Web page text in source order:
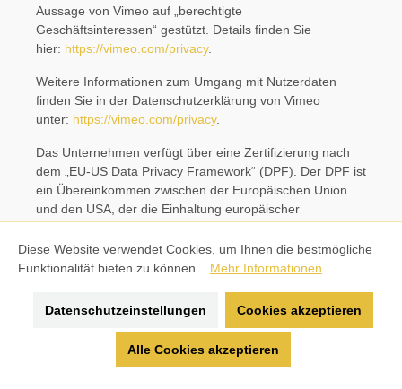
Aussage von Vimeo auf „berechtigte
Geschäftsinteressen“ gestützt. Details finden Sie
hier: https://vimeo.com/privacy.
Weitere Informationen zum Umgang mit Nutzerdaten
finden Sie in der Datenschutzerklärung von Vimeo
unter: https://vimeo.com/privacy.
Das Unternehmen verfügt über eine Zertifizierung nach
dem „EU-US Data Privacy Framework“ (DPF). Der DPF ist
ein Übereinkommen zwischen der Europäischen Union
und den USA, der die Einhaltung europäischer
USA gewährleisten soll. Jedes nach dem DPF zertifizierte
Unternehmen verpflichtet sich, diese
hierzu erhalten Sie vom Anbieter unter folgendem
https://www.dataprivacyframework.gov/participant/57
Diese Website verwendet Cookies, um Ihnen die bestmögliche
Funktionalität bieten zu können... Mehr Informationen
Datenschutzeinstellungen Cookies akzeptieren
Alle Cookies akzeptieren